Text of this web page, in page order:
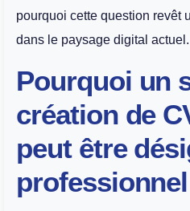
pourquoi cette question revêt
dans le paysage digital actuel.
Pourquoi un
création de
peut être